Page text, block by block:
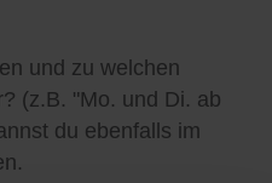
und zu welchen
(z.B. "Mo. und Di. ab
du ebenfalls im